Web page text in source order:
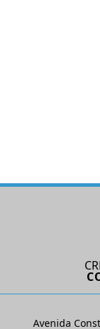
Avenida